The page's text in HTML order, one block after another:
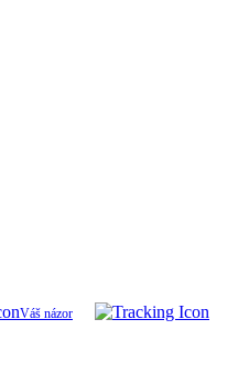
Váš názor